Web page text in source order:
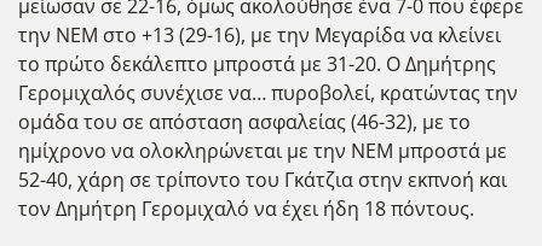
μείωσαν σε 22-16, όμως ακολούθησε ένα 7-0 που έφερε
την ΝΕΜ στο +13 (29-16), με την Μεγαρίδα να κλείνει
το πρώτο δεκάλεπτο μπροστά με 31-20. Ο Δημήτρης
Γερομιχαλός συνέχισε να… πυροβολεί, κρατώντας την
ομάδα του σε απόσταση ασφαλείας (46-32), με το
ημίχρονο να ολοκληρώνεται με την ΝΕΜ μπροστά με
52-40, χάρη σε τρίποντο του Γκάτζια στην εκπνοή και
τον Δημήτρη Γερομιχαλό να έχει ήδη 18 πόντους.